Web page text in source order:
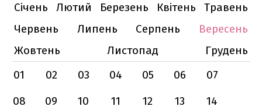
Січень
Лютий Березень Квітень
Травень
Червень
Липень Серпень
Вересень
Жовтень
Листопад
Грудень
01
02 03 04 05 06
07
08
09 10 11 12 13
14